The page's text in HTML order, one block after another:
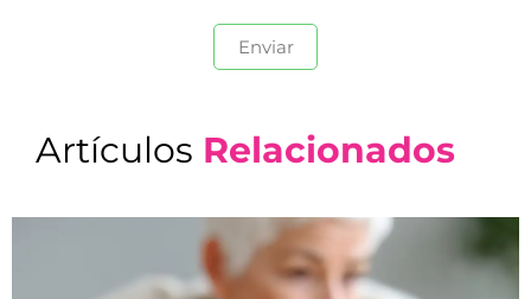
Artículos Relacionados